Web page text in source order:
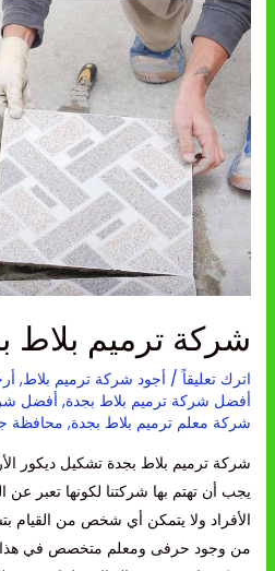
شركة ترميم بلاط
اترك تعليقاً / أجود شركة ترميم بلاط,
أفضل شركة ترميم بلاط بجدة, أفضل
شركة معلم ترميم بلاط بجدة, محافظة
شركة ترميم بلاط بجدة تشكيل ديكور
يجب أن تهتم بها شركتنا لكونها تعبر
الأفراد ولا يتمكن أي شخص من القيام
من وجود حرفى ومعلم متخصص في هذا
شركة
ترميم
بلاط
بجدة